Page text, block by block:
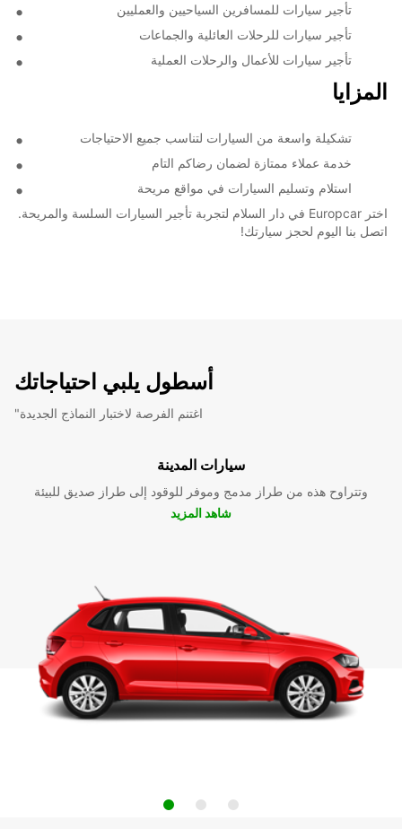
تأجير سيارات للمسافرين السياحيين والعمليين
تأجير سيارات للرحلات العائلية والجماعات
تأجير سيارات للأعمال والرحلات العملية
المزايا
تشكيلة واسعة من السيارات لتناسب جميع الاحتياجات
خدمة عملاء ممتازة لضمان رضاكم التام
استلام وتسليم السيارات في مواقع مريحة
اختر Europcar في دار السلام لتجربة تأجير السيارات السلسة والمريحة.
اتصل بنا اليوم لحجز سيارتك!
أسطول يلبي احتياجاتك
"اغتنم الفرصة لاختبار النماذج الجديدة
سيارات المدينة
وتتراوح هذه من طراز مدمج وموفر للوقود إلى طراز صديق للبيئة
شاهد المزيد